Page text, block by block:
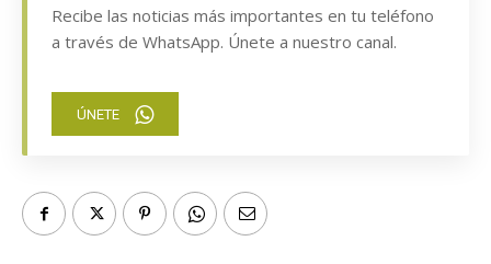
Recibe las noticias más importantes en tu teléfono
a través de WhatsApp. Únete a nuestro canal.
ÚNETE